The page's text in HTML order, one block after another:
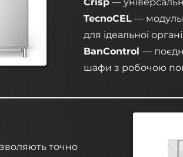
TecnoCEL —
для ідеальної
BanControl —
шафи з робочою
точно